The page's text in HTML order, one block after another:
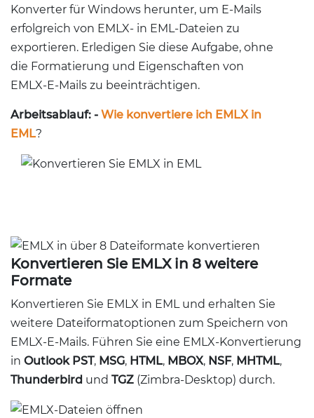
Konverter für Windows herunter, um E-Mails
erfolgreich von EMLX- in EML-Dateien zu
exportieren. Erledigen Sie diese Aufgabe, ohne
die Formatierung und Eigenschaften von
EMLX-E-Mails zu beeinträchtigen.
Arbeitsablauf: - Wie konvertiere ich EMLX in
EML?
Konvertieren Sie EMLX in 8 weitere
Formate
Konvertieren Sie EMLX in EML und erhalten Sie
weitere Dateiformatoptionen zum Speichern von
EMLX-E-Mails. Führen Sie eine EMLX-Konvertierung
in Outlook PST, MSG, HTML, MBOX, NSF, MHTML,
Thunderbird und TGZ (Zimbra-Desktop) durch.